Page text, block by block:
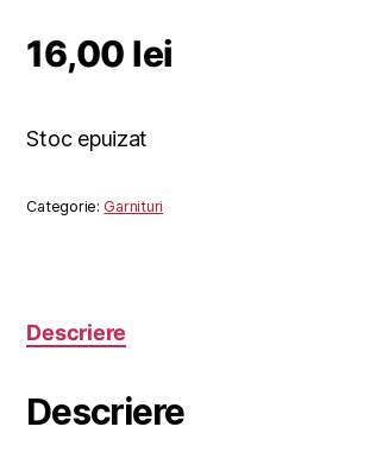
16,00 lei
Stoc epuizat
Categorie: Garnituri
Descriere
Descriere